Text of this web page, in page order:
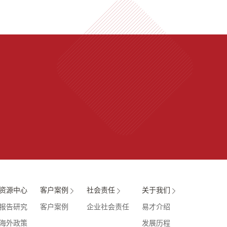
源中心
告研究
海外政策
客户案例
客户案例
社会责任
企业社会责任
关于我们
易才介绍
发展历程